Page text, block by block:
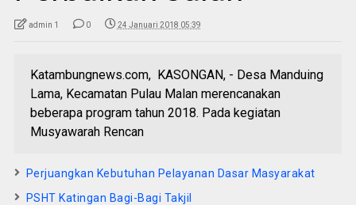
admin 1 0 24 Januari 2018 05:39
Katambungnews.com, KASONGAN, - Desa Manduing
Lama, Kecamatan Pulau Malan merencanakan
beberapa program tahun 2018. Pada kegiatan
Musyawarah Rencan
Perjuangkan Kebutuhan Pelayanan Dasar Masyarakat
PSHT Katingan Bagi-Bagi Takjil